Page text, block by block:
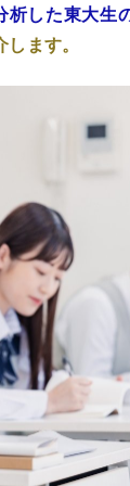
析した東大生
ます。